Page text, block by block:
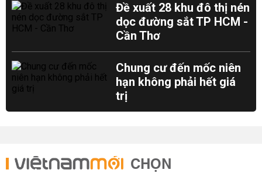
Đề xuất 28 khu đô thị nén
dọc đường sắt TP HCM -
Cần Thơ
Chung cư đến mốc niên
hạn không phải hết giá
trị
CHỌN